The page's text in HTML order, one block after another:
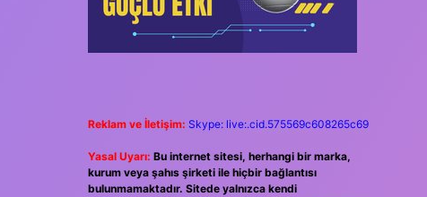
Reklam ve İletişim: Skype: live:.cid.575569c608265c69
Yasal Uyarı: Bu internet sitesi, herhangi bir marka,
kurum veya şahıs şirketi ile hiçbir bağlantısı
bulunmamaktadır. Sitede yalnızca kendi